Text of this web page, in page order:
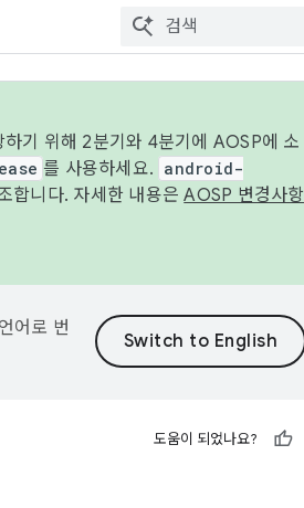
기 위해 2분기와 4분기에 AOSP에 소
를 사용하세요. android-
합니다. 자세한 내용은AOSP 변경사항
어로 번
도움이 되었나요?